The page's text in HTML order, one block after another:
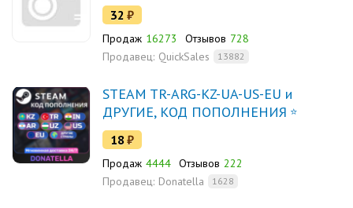
32 ₽
Продаж 16273 Отзывов 728
Продавец: QuickSales 13882
STEAM TR-ARG-KZ-UA-US-EU и
ДРУГИЕ, КОД ПОПОЛНЕНИЯ
18 ₽
Продаж 4444 Отзывов 222
Продавец: Donatella 1628